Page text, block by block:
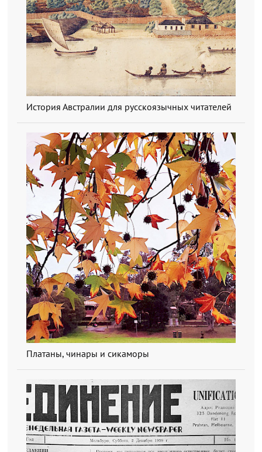
История Австралии для русскоязычных читателей
Платаны, чинары и сикаморы